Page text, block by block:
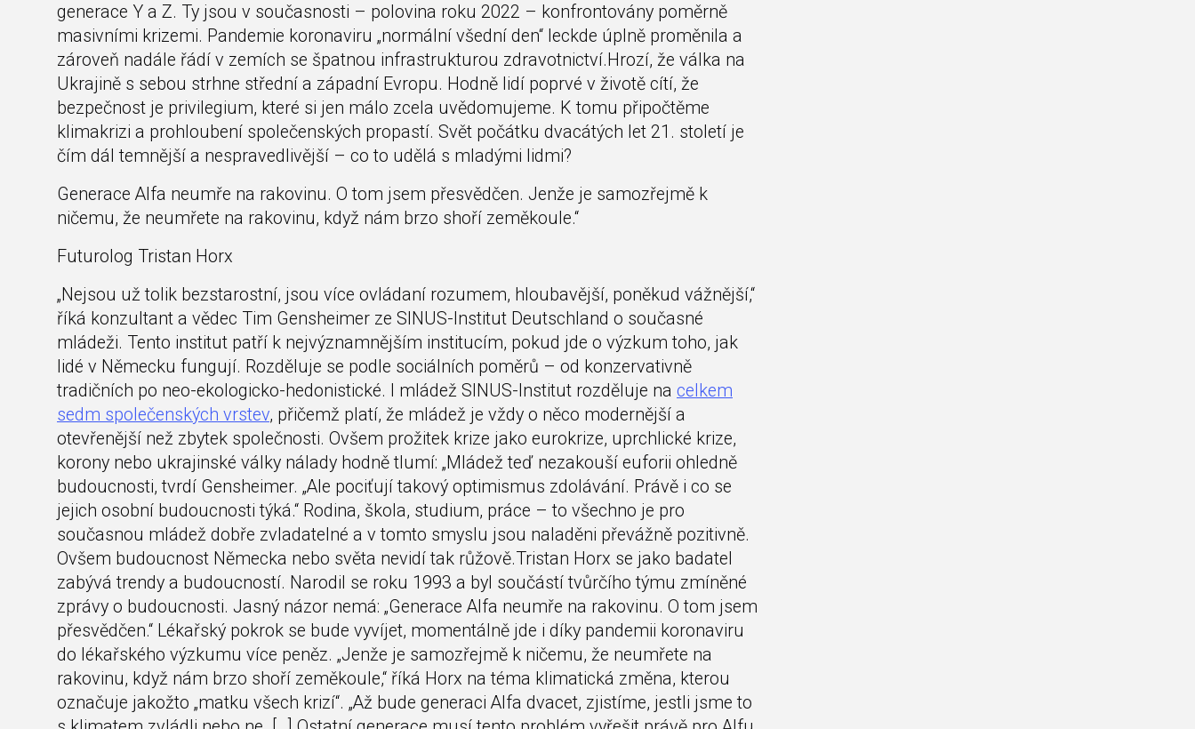
generace Y a Z. Ty jsou v současnosti – polovina roku 2022 – konfrontovány poměrně
masivními krizemi. Pandemie koronaviru „normální všední den“ leckde úplně proměnila a
zároveň nadále řádí v zemích se špatnou infrastrukturou zdravotnictví.Hrozí, že válka na
Ukrajině s sebou strhne střední a západní Evropu. Hodně lidí poprvé v životě cítí, že
bezpečnost je privilegium, které si jen málo zcela uvědomujeme. K tomu připočtěme
klimakrizi a prohloubení společenských propastí. Svět počátku dvacátých let 21. století je
čím dál temnější a nespravedlivější – co to udělá s mladými lidmi?
Generace Alfa neumře na rakovinu. O tom jsem přesvědčen. Jenže je samozřejmě k
ničemu, že neumřete na rakovinu, když nám brzo shoří zeměkoule.“
Futurolog Tristan Horx
„Nejsou už tolik bezstarostní, jsou více ovládaní rozumem, hloubavější, poněkud vážnější,“
říká konzultant a vědec Tim Gensheimer ze SINUS-Institut Deutschland o současné
mládeži. Tento institut patří k nejvýznamnějším institucím, pokud jde o výzkum toho, jak
lidé v Německu fungují. Rozděluje se podle sociálních poměrů – od konzervativně
tradičních po neo-ekologicko-hedonistické. I mládež SINUS-Institut rozděluje na celkem
sedm společenských vrstev, přičemž platí, že mládež je vždy o něco modernější a
otevřenější než zbytek společnosti. Ovšem prožitek krize jako eurokrize, uprchlické krize,
korony nebo ukrajinské války nálady hodně tlumí: „Mládež teď nezakouší euforii ohledně
budoucnosti, tvrdí Gensheimer. „Ale pociťují takový optimismus zdolávání. Právě i co se
jejich osobní budoucnosti týká.“ Rodina, škola, studium, práce – to všechno je pro
současnou mládež dobře zvladatelné a v tomto smyslu jsou naladěni převážně pozitivně.
Ovšem budoucnost Německa nebo světa nevidí tak růžově.Tristan Horx se jako badatel
zabývá trendy a budoucností. Narodil se roku 1993 a byl součástí tvůrčího týmu zmíněné
zprávy o budoucnosti. Jasný názor nemá: „Generace Alfa neumře na rakovinu. O tom jsem
přesvědčen.“ Lékařský pokrok se bude vyvíjet, momentálně jde i díky pandemii koronaviru
do lékařského výzkumu více peněz. „Jenže je samozřejmě k ničemu, že neumřete na
rakovinu, když nám brzo shoří zeměkoule,“ říká Horx na téma klimatická změna, kterou
označuje jakožto „matku všech krizí“. „Až bude generaci Alfa dvacet, zjistíme, jestli jsme to